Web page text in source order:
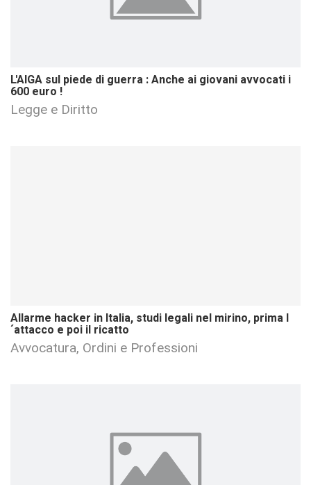
L'AIGA sul piede di guerra : Anche ai giovani avvocati i
600 euro !
Legge e Diritto
Allarme hacker in Italia, studi legali nel mirino, prima l
´attacco e poi il ricatto
Avvocatura, Ordini e Professioni